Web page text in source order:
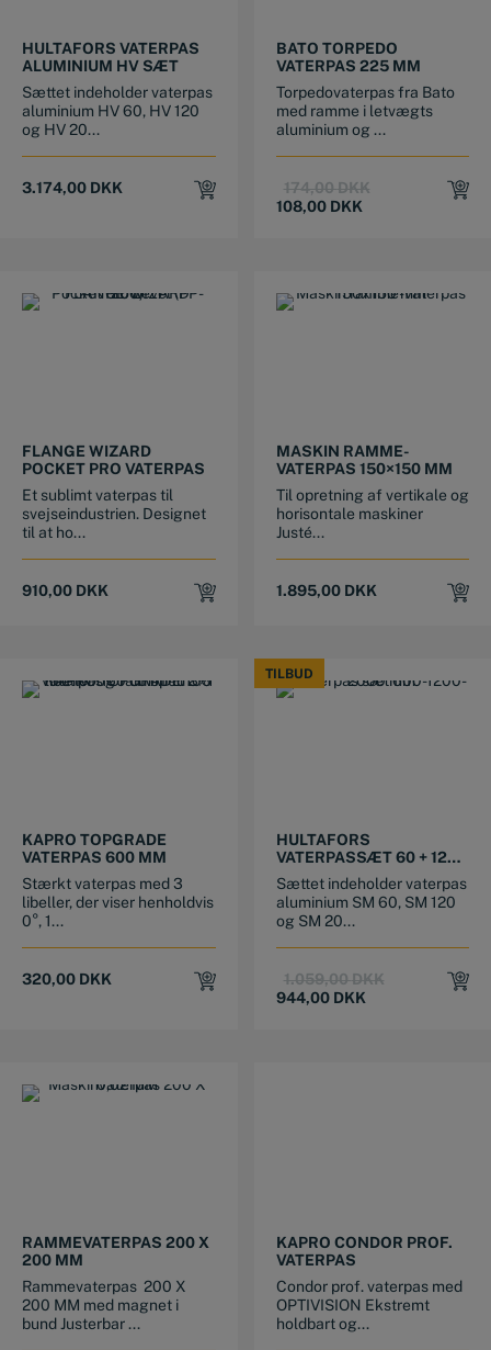
HULTAFORS VATERPAS
ALUMINIUM HV SÆT
Sættet indeholder vaterpas
aluminium HV 60, HV 120
og HV 20...
3.174,00 DKK
BATO TORPEDO
VATERPAS 225 MM
Torpedovaterpas fra Bato
med ramme i letvægts
aluminium og ...
174,00DKKOriginal
108,00 DKK
Current
FLANGE WIZARD
POCKET PRO VATERPAS
Et sublimt vaterpas til
svejseindustrien. Designet
til at ho...
910,00 DKK
MASKIN RAMME-
VATERPAS 150×150 MM
Til opretning af vertikale og
horisontale maskiner
Justé...
1.895,00 DKK
KAPRO TOPGRADE
VATERPAS 600 MM
Stærkt vaterpas med 3
libeller, der viser henholdvis
0°, 1...
320,00 DKK
TILBUD
TILBUD
HULTAFORS
VATERPASSÆT 60 + 120 +
200 CM
Sættet indeholder vaterpas
aluminium SM 60, SM 120
og SM 20...
1.059,00DKKOriginal
944,00 DKK
Current
RAMMEVATERPAS 200 X
200 MM
Rammevaterpas 200 X
200 MM med magnet i
bund Justerbar ...
KAPRO CONDOR PROF.
VATERPAS
Condor prof. vaterpas med
OPTIVISION Ekstremt
holdbart og...